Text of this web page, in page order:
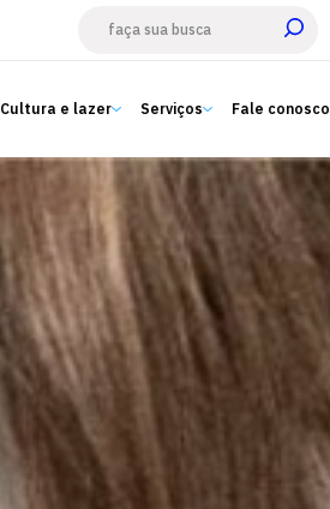
Cultura e lazer Serviços Fale conosco
Estude aqui
Ensino
A Univates
Pesquisa e Inovação
Extensão
Serviços